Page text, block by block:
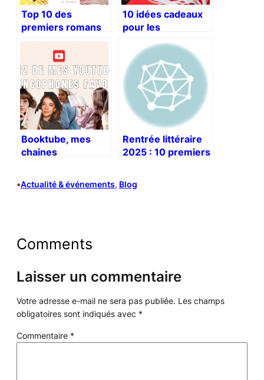
Top 10 des
premiers romans
de la rentrée
littéraire 2024
10 idées cadeaux
pour les
lectures
Booktube, mes
chaines
Rentrée littéraire
2025 : 10 premiers
•Actualité & événements, Blog
Comments
Laisser un commentaire
Votre adresse e-mail ne sera pas publiée. Les champs
obligatoires sont indiqués avec *
Commentaire *